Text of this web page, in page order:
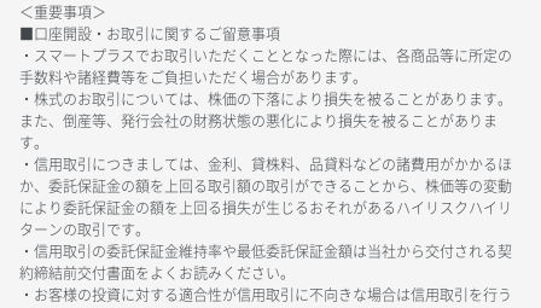
＜重要事項＞
■口座開設・お取引に関するご留意事項
・スマートプラスでお取引いただくこととなった際には、各商品等に所定の
手数料や諸経費等をご負担いただく場合があります。
・株式のお取引については、株価の下落により損失を被ることがあります。
また、倒産等、発行会社の財務状態の悪化により損失を被ることがありま
す。
・信用取引につきましては、金利、貸株料、品貸料などの諸費用がかかるほ
か、委託保証金の額を上回る取引額の取引ができることから、株価等の変動
により委託保証金の額を上回る損失が生じるおそれがあるハイリスクハイリ
ターンの取引です。
・信用取引の委託保証金維持率や最低委託保証金額は当社から交付される契
約締結前交付書面をよくお読みください。
・お客様の投資に対する適合性が信用取引に不向きな場合は信用取引を行う